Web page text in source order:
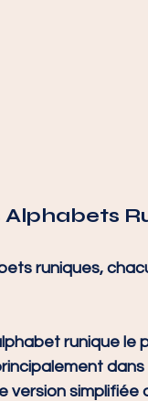
Alphabets
runiques,
runique le
version simplifiée